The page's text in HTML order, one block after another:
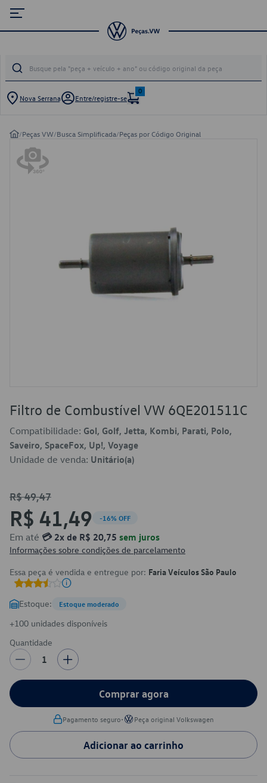
Nova Serrana Entre/registre-se
0
/Peças VW/Busca Simplificada/Peças por Código Original
Filtro de Combustível VW 6QE201511C
Compatibilidade: Gol, Golf, Jetta, Kombi, Parati, Polo,
Saveiro, SpaceFox, Up!, Voyage
Unidade de venda: Unitário(a)
R$ 49,47
R$ 41,49 -16% OFF
Em até 💳 2x de R$ 20,75 sem juros
Informações sobre condições de parcelamento
Essa peça é vendida e entregue por: Faria Veículos São Paulo
Estoque: Estoque moderado
+100 unidades disponíveis
Quantidade
1
Comprar agora
Pagamento seguro• Peça original Volkswagen
Adicionar ao carrinho